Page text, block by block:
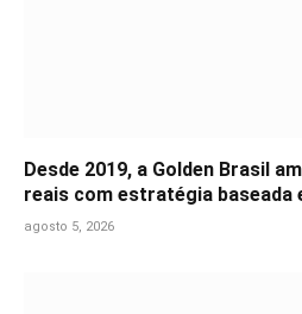
Desde 2019, a Golden Brasil
reais com estratégia baseada
agosto 5, 2026